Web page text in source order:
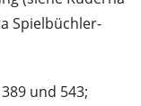
Spielbüchler-
und 543;